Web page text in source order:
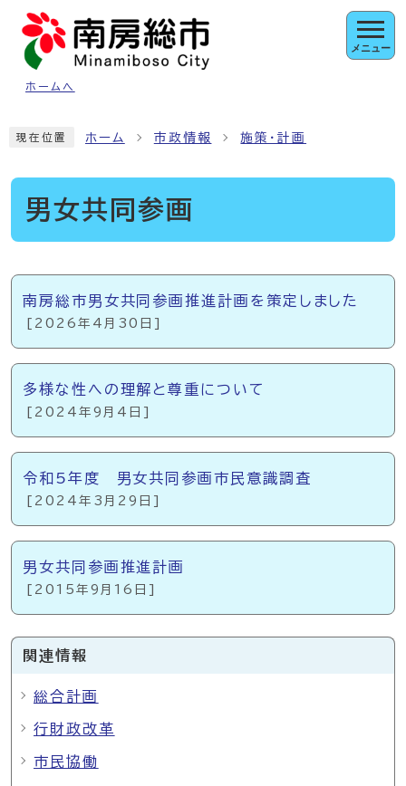
ページの先頭です
ホームへ
メニュー
現在位置 ホーム 市政情報 施策・計画
男女共同参画
メインメニュー
南房総市男女共同参画推進計画を策定しました
[2026年4月30日]
多様な性への理解と尊重について
[2024年9月4日]
令和5年度 男女共同参画市民意識調査
[2024年3月29日]
男女共同参画推進計画
[2015年9月16日]
関連情報
総合計画
行財政改革
市民協働